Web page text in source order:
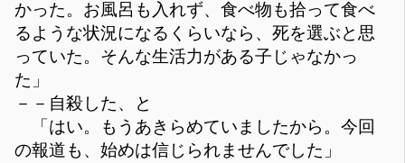
かった。お風呂も入れず、食べ物も拾って食べ
るような状況になるくらいなら、死を選ぶと思
っていた。そんな生活力がある子じゃなかっ
た」
－－自殺した、と
「はい。もうあきらめていましたから。今回
の報道も、始めは信じられませんでした」